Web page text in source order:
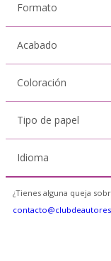
Formato
Acabado
Coloración
Tipo de papel
Idioma
¿Tienes alguna queja